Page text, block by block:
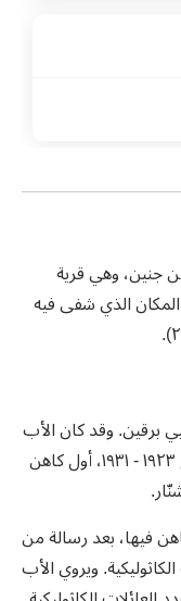
جنين، وهي قرية
المكان الذي شفى فيه
برقين. وقد كان الأب
عيسى سليمان، كاهن رعية الزبابدة من عام ١٩٢٣ - ١٩٣١، أول كاهن
سكن للكاهن فيها، بعد رسالة من
ويروي الأب